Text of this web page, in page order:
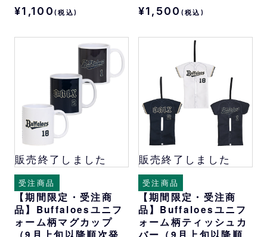
¥1,100 (税込) ¥1,500 (税込)
販売終了しました
受注商品
【期間限定・受注商
品】Buffaloesユニフ
ォーム柄マグカップ
販売終了しました
受注商品
【期間限定・受注商
品】Buffaloesユニフ
ォーム柄ティッシュカ